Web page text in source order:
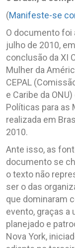
(Manifeste-se
O documento foi
julho de 2010,
conclusão da XI
Mulher da
CEPAL
e Caribe da
Políticas para as
realizada em
2010.
Ante isso, as
documento se
o texto não
ser o das
que dominaram
evento, graças a
planejado e
Nova York,